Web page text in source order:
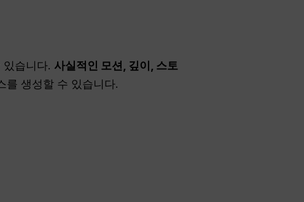
습니다. 사실적인 모션, 깊이, 스토
를 생성할 수 있습니다.